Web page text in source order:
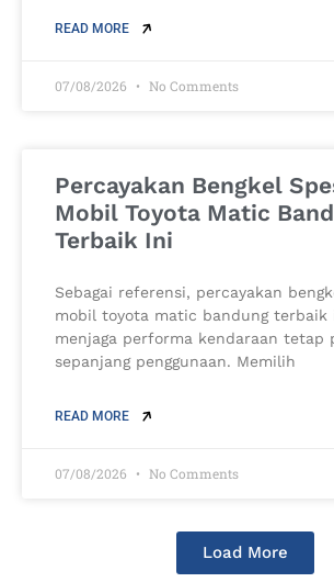
READ MORE
07/08/2026 No Comments
Percayakan Bengkel
Mobil Toyota Matic
Terbaik Ini
Sebagai referensi, percayakan
mobil toyota matic bandung
menjaga performa kendaraan tetap
sepanjang penggunaan. Memilih
READ MORE
07/08/2026 No Comments
Load More